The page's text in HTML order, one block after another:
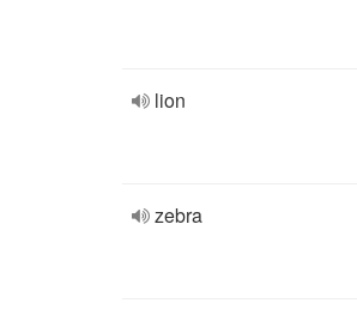
lion
zebra